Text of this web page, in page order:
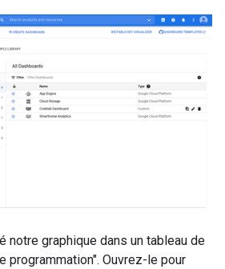
notre graphique dans un tableau de
programmation". Ouvrez-le pour